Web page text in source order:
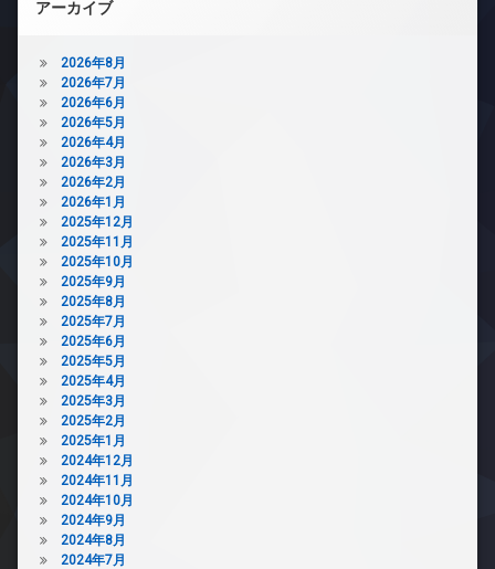
ペ
宅
配
ボ
ッ
ク
ス
敷
地
内
ゴ
ミ
置
き
場
防
犯
カ
メ
ラ
駐
輪
場
ー
オ
ー
ト
ロ
ッ
ク
デ
ザ
イ
ナ
ー
ズ
バ
イ
ク
置
き
場
宅
配
ボ
ッ
ク
ス
アーカイブ
2026年8月
2026年7月
2026年6月
2026年5月
2026年4月
2026年3月
2026年2月
2026年1月
2025年12月
2025年11月
2025年10月
2025年9月
2025年8月
2025年7月
2025年6月
2025年5月
2025年4月
2025年3月
2025年2月
2025年1月
2024年12月
2024年11月
2024年10月
2024年9月
2024年8月
2024年7月